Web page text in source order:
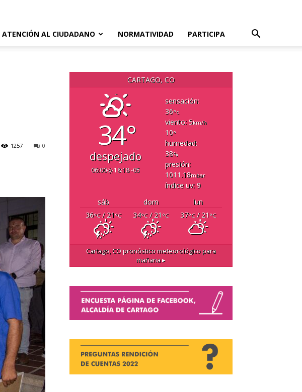
ATENCIÓN AL CIUDADANO NORMATIVIDAD PARTICIPA
0
1257
CARTAGO, CO
34°
despejado
06:00 18:18 -05
sensación:
36°c
viento: 5km/h
10°
humedad:
38%
presión:
1011.18mbar
índice uv: 9
sáb
dom
lun
36°C/ 21 °C 34°C/ 21 °C 37°C/ 21 °C
Cartago, COpronóstico meteorológico para
mañana ▸